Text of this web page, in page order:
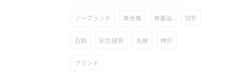
ノーブランド 貴金属 骨董品 切手
古銭 記念硬貨 毛皮 時計
ブランド